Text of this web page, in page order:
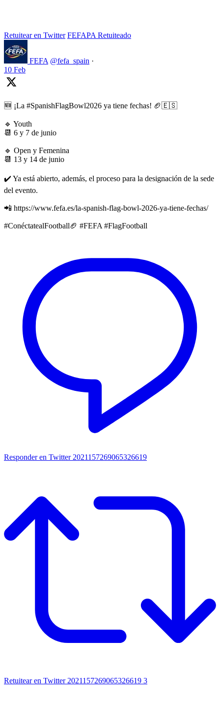
Retuitear en Twitter FEFAPA Retuiteado
FEFA @fefa_spain ·
10 Feb
🆕 ¡La #SpanishFlagBowl2026 ya tiene fechas! 🏈🇪🇸
🔹 Youth
📆 6 y 7 de junio
🔹 Open y Femenina
📆 13 y 14 de junio
✔️ Ya está abierto, además, el proceso para la designación de la sede
del evento.
📲 https://www.fefa.es/la-spanish-flag-bowl-2026-ya-tiene-fechas/
#ConéctatealFootball🏈 #FEFA #FlagFootball
Responder en Twitter 2021157269065326619
Retuitear en Twitter 2021157269065326619 3